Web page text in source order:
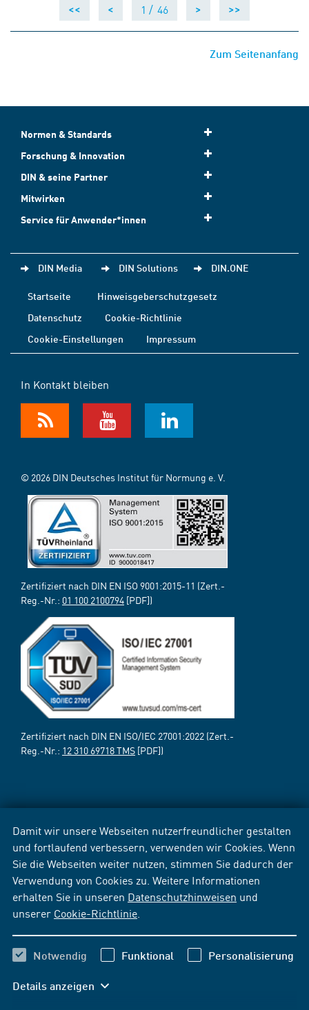
Damit wir unsere Webseiten nutzerfreundlicher gestalten
und fortlaufend verbessern, verwenden wir Cookies. Wenn
Sie die Webseiten weiter nutzen, stimmen Sie dadurch der
Verwendung von Cookies zu. Weitere Informationen
erhalten Sie in unseren Datenschutzhinweisen und
unserer Cookie-Richtlinie
Notwendig Funktional Personalisierung
Details anzeigen
<< < 1 / 46 > >>
Zum Seitenanfang
Normen & Standards
Forschung & Innovation
DIN & seine Partner
Mitwirken
Service für Anwender*innen
DIN Media DIN Solutions DIN.ONE
Startseite
Hinweisgeberschutzgesetz
Datenschutz
Cookie-Richtlinie
Cookie-Einstellungen
Impressum
In Kontakt bleiben
© 2026 DIN Deutsches Institut für Normung e. V.
Zertifiziert nach DIN EN ISO 9001:2015-11 (Zert.-
Reg.-Nr.: 01 100 2100794 [PDF])
Zertifiziert nach DIN EN ISO/IEC 27001:2022 (Zert.-
Reg.-Nr.: 12 310 69718 TMS [PDF])